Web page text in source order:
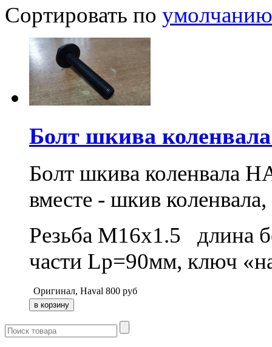
Сортировать по умолчанию
Болт шкива
Болт шкива коленвала
вместе - шкив
Резьба M16x1.5 длина
части Lр=90мм, ключ
Оригинал, Haval 800 руб